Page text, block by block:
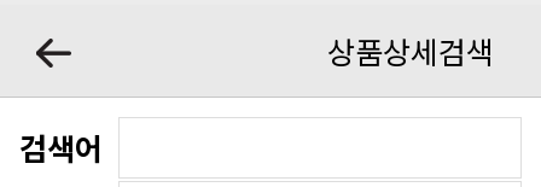
상품상세검색
검색어